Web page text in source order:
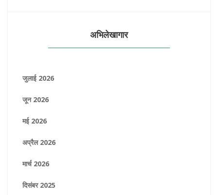
अभिलेखागार
जुलाई 2026
जून 2026
मई 2026
अप्रैल 2026
मार्च 2026
दिसंबर 2025